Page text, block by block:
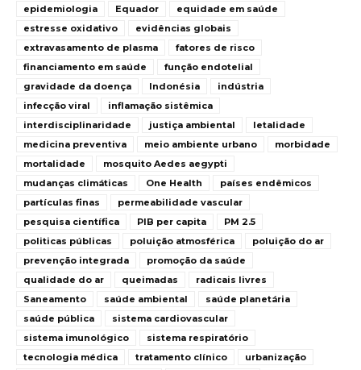
epidemiologia
Equador
equidade em saúde
estresse oxidativo
evidências globais
extravasamento de plasma
fatores de risco
financiamento em saúde
função endotelial
gravidade da doença
Indonésia
indústria
infecção viral
inflamação sistêmica
interdisciplinaridade
justiça ambiental
letalidade
medicina preventiva
meio ambiente urbano
morbidade
mortalidade
mosquito Aedes aegypti
mudanças climáticas
One Health
países endêmicos
partículas finas
permeabilidade vascular
pesquisa científica
PIB per capita
PM 2.5
politicas públicas
poluição atmosférica
poluição do ar
prevenção integrada
promoção da saúde
qualidade do ar
queimadas
radicais livres
Saneamento
saúde ambiental
saúde planetária
saúde pública
sistema cardiovascular
sistema imunológico
sistema respiratório
tecnologia médica
tratamento clínico urbanização